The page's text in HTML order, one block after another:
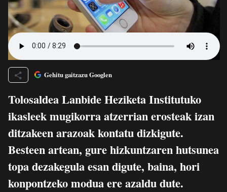
Gehitu gaitzazu Googlen
Tolosaldea Lanbide Heziketa Institutuko
ikasleek mugikorra atzerrian erosteak izan
ditzakeen arazoak kontatu dizkigute.
Besteen artean, gure hizkuntzaren hutsunea
topa dezakegula esan digute, baina, hori
konpontzeko modua ere azaldu dute.